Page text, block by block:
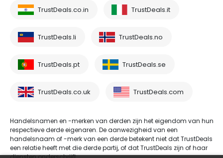
TrustDeals.co.in TrustDeals.it
TrustDeals.li TrustDeals.no
TrustDeals.pt TrustDeals.se
TrustDeals.co.uk TrustDeals.com
Handelsnamen en -merken van derden zijn het eigendom van hun
respectieve derde eigenaren. De aanwezigheid van een
handelsnaam of -merk van een derde betekent niet dat TrustDeals
een relatie heeft met die derde partij, of dat TrustDeals zijn of haar